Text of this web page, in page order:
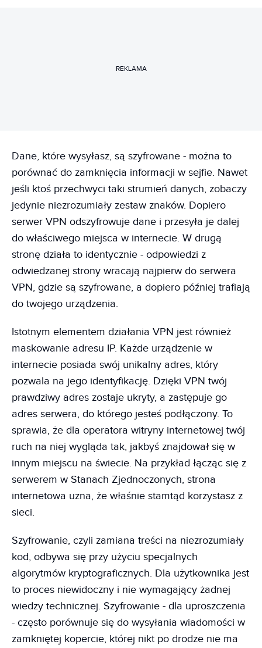
REKLAMA
Dane, które wysyłasz, są szyfrowane - można to
porównać do zamknięcia informacji w sejfie. Nawet
jeśli ktoś przechwyci taki strumień danych, zobaczy
jedynie niezrozumiały zestaw znaków. Dopiero
serwer VPN odszyfrowuje dane i przesyła je dalej
do właściwego miejsca w internecie. W drugą
stronę działa to identycznie - odpowiedzi z
odwiedzanej strony wracają najpierw do serwera
VPN, gdzie są szyfrowane, a dopiero później trafiają
do twojego urządzenia.
Istotnym elementem działania VPN jest również
maskowanie adresu IP. Każde urządzenie w
internecie posiada swój unikalny adres, który
pozwala na jego identyfikację. Dzięki VPN twój
prawdziwy adres zostaje ukryty, a zastępuje go
adres serwera, do którego jesteś podłączony. To
sprawia, że dla operatora witryny internetowej twój
ruch na niej wygląda tak, jakbyś znajdował się w
innym miejscu na świecie. Na przykład łącząc się z
serwerem w Stanach Zjednoczonych, strona
internetowa uzna, że właśnie stamtąd korzystasz z
sieci.
Szyfrowanie, czyli zamiana treści na niezrozumiały
kod, odbywa się przy użyciu specjalnych
algorytmów kryptograficznych. Dla użytkownika jest
to proces niewidoczny i nie wymagający żadnej
wiedzy technicznej. Szyfrowanie - dla uproszczenia
- często porównuje się do wysyłania wiadomości w
zamkniętej kopercie, której nikt po drodze nie ma